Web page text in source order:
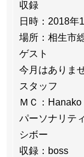
収録
日時：2018
場所：相生市
ゲスト
今月はありま
スタッフ
ＭＣ：Hanako
パーソナリテ
シボー
収録：boss